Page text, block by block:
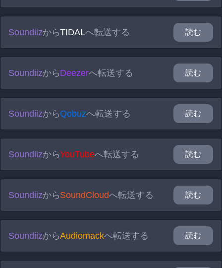
SoundiizからTIDALへ転送する 読む
SoundiizからDeezerへ転送する 読む
SoundiizからQobuzへ転送する 読む
SoundiizからYouTubeへ転送する 読む
SoundiizからSoundCloudへ転送する 読む
SoundiizからAudiomackへ転送する 読む